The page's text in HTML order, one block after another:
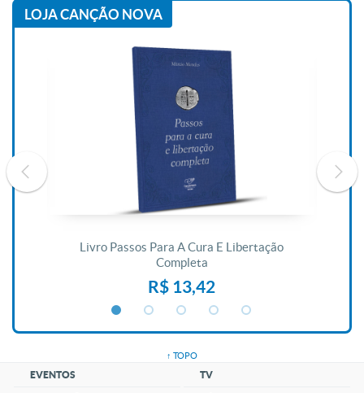
LOJA CANÇÃO NOVA
Livro Passos Para A Cura E Libertação
Completa
R$ 13,42
↑ TOPO
EVENTOS TV